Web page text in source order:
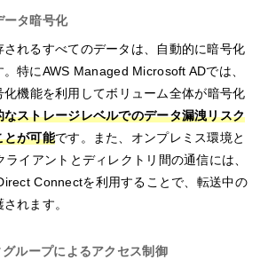
ータ暗号化
れるすべてのデータは、自動的に暗号化
特にAWS Managed Microsoft ADでは、
機能を利用してボリューム全体が暗号化
なストレージレベルでのデータ漏洩リスク
とが可能です。また、オンプレミス環境と
ライアントとディレクトリ間の通信には、
Connectを利用することで、転送中の
れます。
ループによるアクセス制御